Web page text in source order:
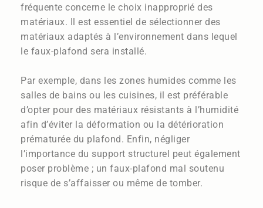
fréquente concerne le choix inapproprié des
matériaux. Il est essentiel de sélectionner des
matériaux adaptés à l’environnement dans lequel
le faux-plafond sera installé.
Par exemple, dans les zones humides comme les
salles de bains ou les cuisines, il est préférable
d’opter pour des matériaux résistants à l’humidité
afin d’éviter la déformation ou la détérioration
prématurée du plafond. Enfin, négliger
l’importance du support structurel peut également
poser problème ; un faux-plafond mal soutenu
risque de s’affaisser ou même de tomber.